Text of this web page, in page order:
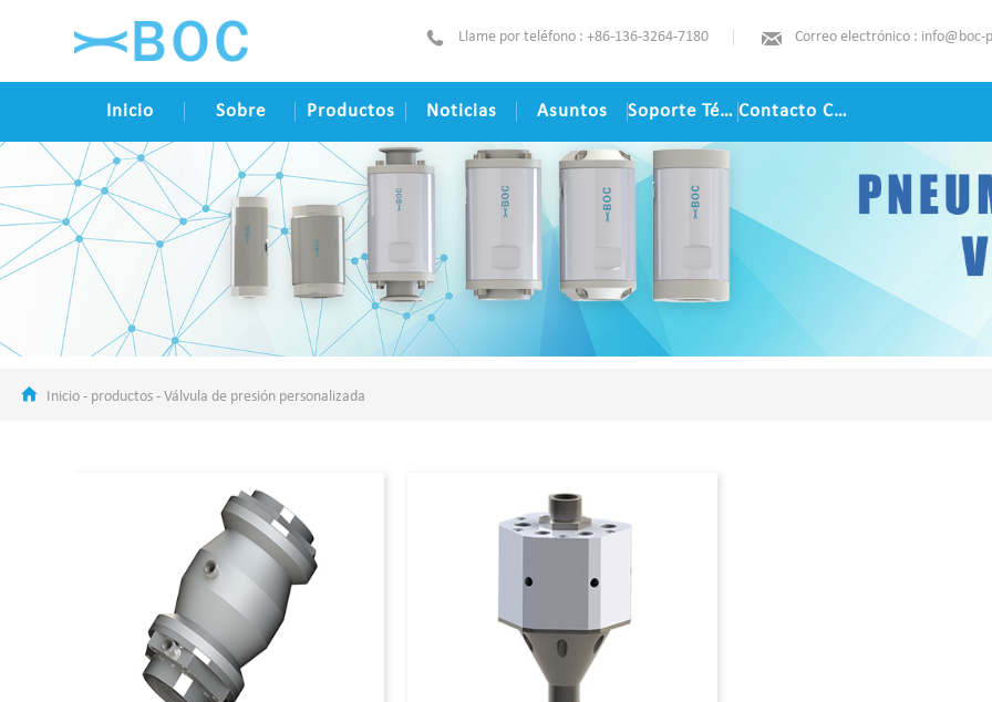
Llame por teléfono : +86-136-3264-7180 Correo electrónico : info@boc-
Inicio Sobre Productos Noticias Asuntos Soporte Técnico Contacto Contacto
Inicio - productos - Válvula de presión personalizada